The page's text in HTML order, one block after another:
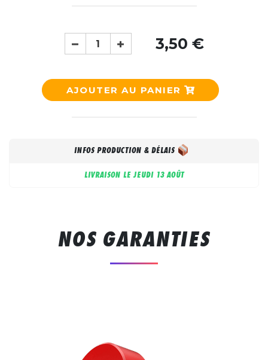
3,50 €
AJOUTER AU PANIER
INFOS PRODUCTION & DÉLAIS
LIVRAISON LE JEUDI 13 AOÛT
NOS GARANTIES